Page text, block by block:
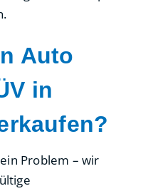
Auto
in
Problem – wir